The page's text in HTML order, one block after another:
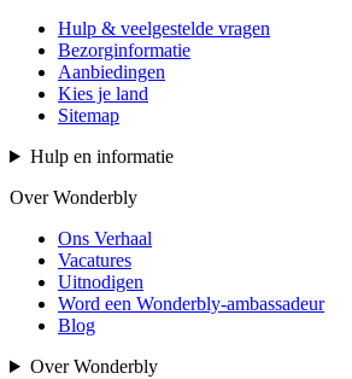
Hulp & veelgestelde vragen
Bezorginformatie
Aanbiedingen
Kies je land
Sitemap
Hulp en informatie
Over Wonderbly
Ons Verhaal
Vacatures
Uitnodigen
Word een Wonderbly-ambassadeur
Blog
Over Wonderbly